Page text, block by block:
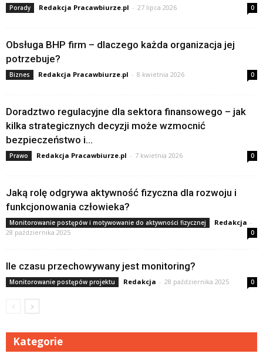
Porady Redakcja Pracawbiurze.pl - 27 lipca 2026 0
Obsługa BHP firm – dlaczego każda organizacja jej
potrzebuje?
Biznes Redakcja Pracawbiurze.pl - 8 kwietnia 2026 0
Doradztwo regulacyjne dla sektora finansowego – jak
kilka strategicznych decyzji może wzmocnić
bezpieczeństwo i...
Prawo Redakcja Pracawbiurze.pl - 7 kwietnia 2026 0
Jaką rolę odgrywa aktywność fizyczna dla rozwoju i
funkcjonowania człowieka?
Monitorowanie postępów i motywowanie do aktywności fizycznej Redakcja -
28 października 2025
0
Ile czasu przechowywany jest monitoring?
Monitorowanie postępów projektu Redakcja - 28 października 2025 0
Kategorie